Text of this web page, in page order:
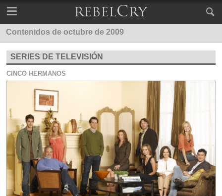
Contenidos de octubre de 2009
SERIES DE TELEVISIÓN
CINCO HERMANOS